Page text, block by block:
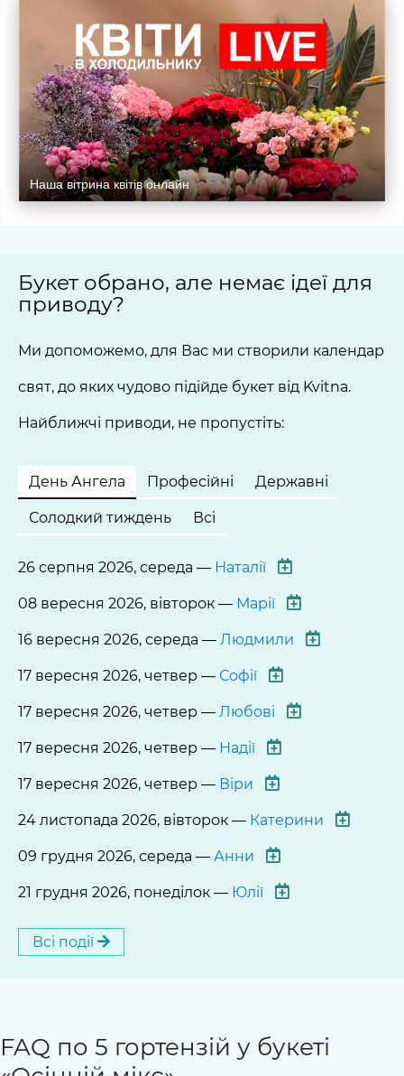
Наша вітрина квітів онлайн
Букет обрано, але немає ідеї для
приводу?
Ми допоможемо, для Вас ми створили календар
свят, до яких чудово підійде букет від Kvitna.
Найближчі приводи, не пропустіть:
День Ангела Професійні Державні
Солодкий тиждень Всі
26 серпня 2026, середа — Наталії
08 вересня 2026, вівторок — Марії
16 вересня 2026, середа — Людмили
17 вересня 2026, четвер — Софії
17 вересня 2026, четвер — Любові
17 вересня 2026, четвер — Надії
17 вересня 2026, четвер — Віри
24 листопада 2026, вівторок — Катерини
09 грудня 2026, середа — Анни
21 грудня 2026, понеділок — Юлії
Всі події
FAQ по 5 гортензій у букеті